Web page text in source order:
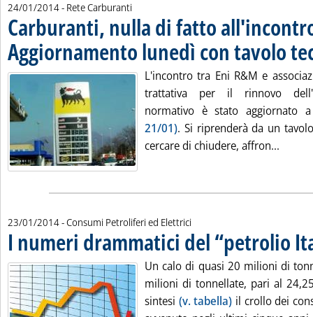
24/01/2014- Rete Carburanti
Carburanti, nulla di fatto
Aggiornamento lunedì con tavolo
L'incontro tra Eni R&M e
trattativa per il rinnovo
normativo è stato aggiornato
21/01). Si riprenderà da un
cercare di chiudere, affron...
23/01/2014- Consumi Petroliferi ed Elettrici
I numeri drammatici del “petrolio
Un calo di quasi 20 milioni di
milioni di tonnellate, pari al
sintesi (v. tabella) il crollo dei